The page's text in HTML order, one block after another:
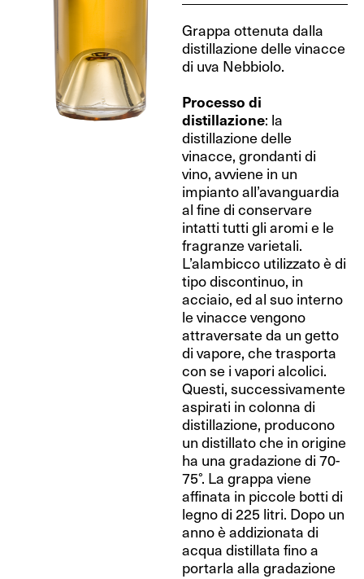
Grappa ottenuta dalla
distillazione delle vinacce
di uva Nebbiolo.
Processo di
distillazione: la
distillazione delle
vinacce, grondanti di
vino, avviene in un
impianto all’avanguardia
al fine di conservare
intatti tutti gli aromi e le
fragranze varietali.
L’alambicco utilizzato è di
tipo discontinuo, in
acciaio, ed al suo interno
le vinacce vengono
attraversate da un getto
di vapore, che trasporta
con se i vapori alcolici.
Questi, successivamente
aspirati in colonna di
distillazione, producono
un distillato che in origine
ha una gradazione di 70-
75°. La grappa viene
affinata in piccole botti di
legno di 225 litri. Dopo un
anno è addizionata di
acqua distillata fino a
portarla alla gradazione